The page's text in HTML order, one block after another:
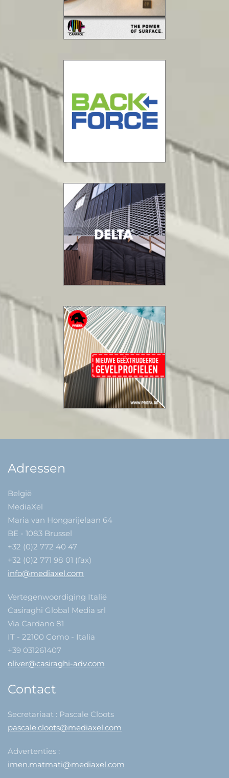
Adressen
België
MediaXel
Maria van Hongarijelaan 64
BE - 1083 Brussel
+32 (0)2 772 40 47
+32 (0)2 771 98 01 (fax)
info@mediaxel.com
Vertegenwoordiging Italië
Casiraghi Global Media srl
Via Cardano 81
IT - 22100 Como - Italia
+39 031261407
oliver@casiraghi-adv.com
Contact
Secretariaat : Pascale Cloots
pascale.cloots@mediaxel.com
Advertenties :
imen.matmati@mediaxel.com